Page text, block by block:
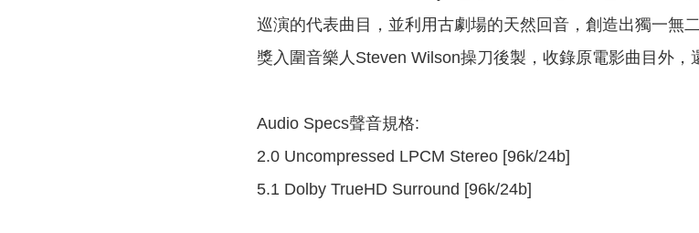
巡演的代表曲目，並利用古劇場的天然回音，創造出獨一無
獎入圍音樂人Steven Wilson操刀後製，收錄原電影曲目外
Audio Specs聲音規格:
2.0 Uncompressed LPCM Stereo [96k/24b]
5.1 Dolby TrueHD Surround [96k/24b]